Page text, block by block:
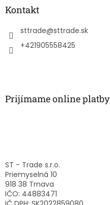
Kontakt
sttrade@sttrade.sk
+421905558425
Prijímame online platby
ST - Trade s.r.o.
Priemyselná 10
918 38 Trnava
IČO: 44883471